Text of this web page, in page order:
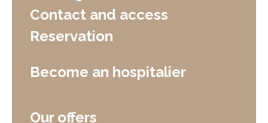
Contact and access
Reservation
Become an hospitalier
Our offers